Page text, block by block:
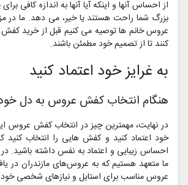
از احساس آنها و اینکه آیا آنها به اندازه کافی
بزرگ شما راحت هستند یا خیر، می دهد. ما در
عروس خانم ها توصیه می کنیم قبل از خرید
کنند تا از تصمیم خود مطمئن باشند.
به غرایز خود اعتماد کنید
هنگام انتخاب کفش عروس به دل خود
در نهایت، مهمترین چیز در انتخاب کفش عروس
خود اعتماد کنید و کفش هایی را انتخاب کنید
احساس زیبایی و اعتماد به نفس داشته باشید.
ما متعهد هستیم که به عروس‌های مازندران
عروس مناسب برای استایل و نیازهای شخصی